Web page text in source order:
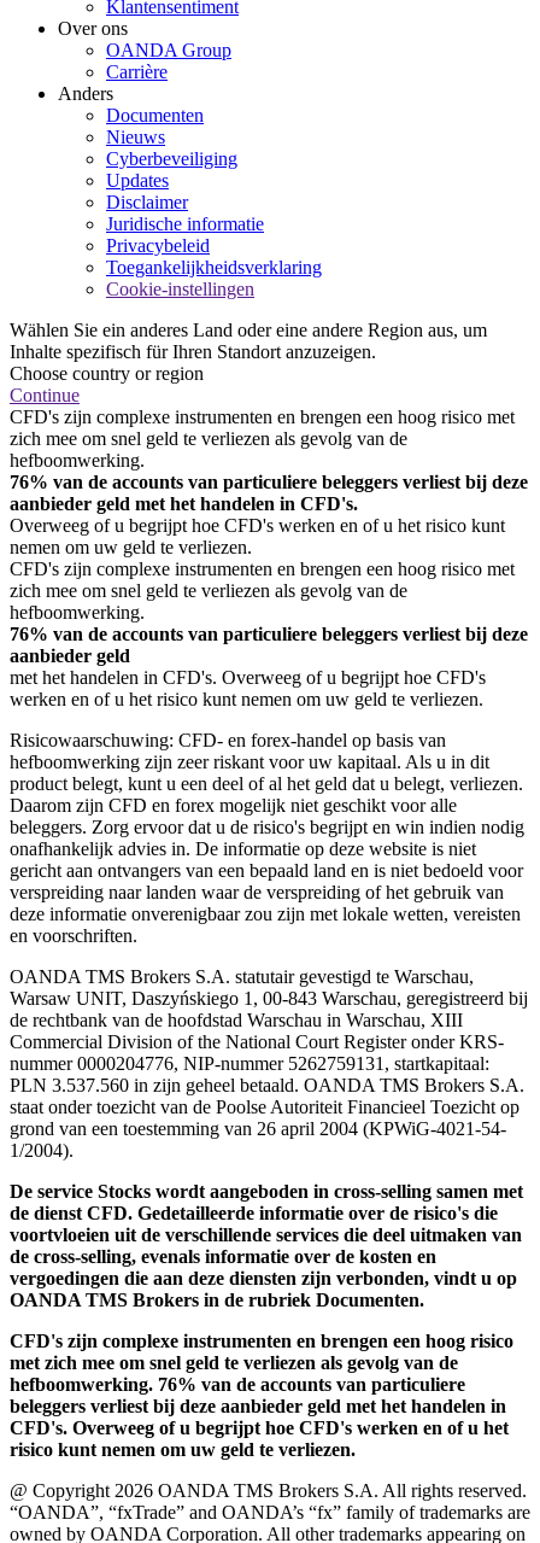
Klantensentiment
Over ons
OANDA Group
Carrière
Anders
Documenten
Nieuws
Cyberbeveiliging
Updates
Disclaimer
Juridische informatie
Privacybeleid
Toegankelijkheidsverklaring
Cookie-instellingen
Wählen Sie ein anderes Land oder eine andere Region aus, um
Inhalte spezifisch für Ihren Standort anzuzeigen.
Choose country or region
Continue
CFD's zijn complexe instrumenten en brengen een hoog risico met
zich mee om snel geld te verliezen als gevolg van de
hefboomwerking.
76% van de accounts van particuliere beleggers verliest bij deze
aanbieder geld met het handelen in CFD's.
Overweeg of u begrijpt hoe CFD's werken en of u het risico kunt
nemen om uw geld te verliezen.
CFD's zijn complexe instrumenten en brengen een hoog risico met
zich mee om snel geld te verliezen als gevolg van de
hefboomwerking.
76% van de accounts van particuliere beleggers verliest bij deze
aanbieder geld
met het handelen in CFD's. Overweeg of u begrijpt hoe CFD's
werken en of u het risico kunt nemen om uw geld te verliezen.
Risicowaarschuwing: CFD- en forex-handel op basis van
hefboomwerking zijn zeer riskant voor uw kapitaal. Als u in dit
product belegt, kunt u een deel of al het geld dat u belegt, verliezen.
Daarom zijn CFD en forex mogelijk niet geschikt voor alle
beleggers. Zorg ervoor dat u de risico's begrijpt en win indien nodig
onafhankelijk advies in. De informatie op deze website is niet
gericht aan ontvangers van een bepaald land en is niet bedoeld voor
verspreiding naar landen waar de verspreiding of het gebruik van
deze informatie onverenigbaar zou zijn met lokale wetten, vereisten
en voorschriften.
OANDA TMS Brokers S.A. statutair gevestigd te Warschau,
Warsaw UNIT, Daszyńskiego 1, 00-843 Warschau, geregistreerd bij
de rechtbank van de hoofdstad Warschau in Warschau, XIII
Commercial Division of the National Court Register onder KRS-
nummer 0000204776, NIP-nummer 5262759131, startkapitaal:
PLN 3.537.560 in zijn geheel betaald. OANDA TMS Brokers S.A.
staat onder toezicht van de Poolse Autoriteit Financieel Toezicht op
grond van een toestemming van 26 april 2004 (KPWiG-4021-54-
1/2004).
De service Stocks wordt aangeboden in cross-selling samen met
de dienst CFD. Gedetailleerde informatie over de risico's die
voortvloeien uit de verschillende services die deel uitmaken van
de cross-selling, evenals informatie over de kosten en
vergoedingen die aan deze diensten zijn verbonden, vindt u op
OANDA TMS Brokers in de rubriek Documenten.
CFD's zijn complexe instrumenten en brengen een hoog risico
met zich mee om snel geld te verliezen als gevolg van de
hefboomwerking. 76% van de accounts van particuliere
beleggers verliest bij deze aanbieder geld met het handelen in
CFD's. Overweeg of u begrijpt hoe CFD's werken en of u het
risico kunt nemen om uw geld te verliezen.
@ Copyright 2026 OANDA TMS Brokers S.A. All rights reserved.
“OANDA”, “fxTrade” and OANDA’s “fx” family of trademarks are
owned by OANDA Corporation. All other trademarks appearing on